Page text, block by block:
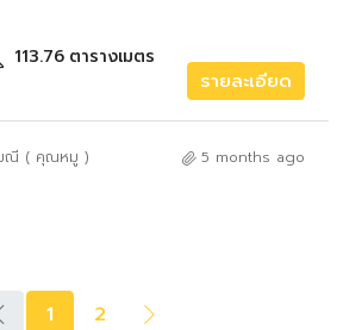
113.76 ตารางเมตร
รายละเอียด
ณี ( คุณหมู ) 5 months ago
1 2